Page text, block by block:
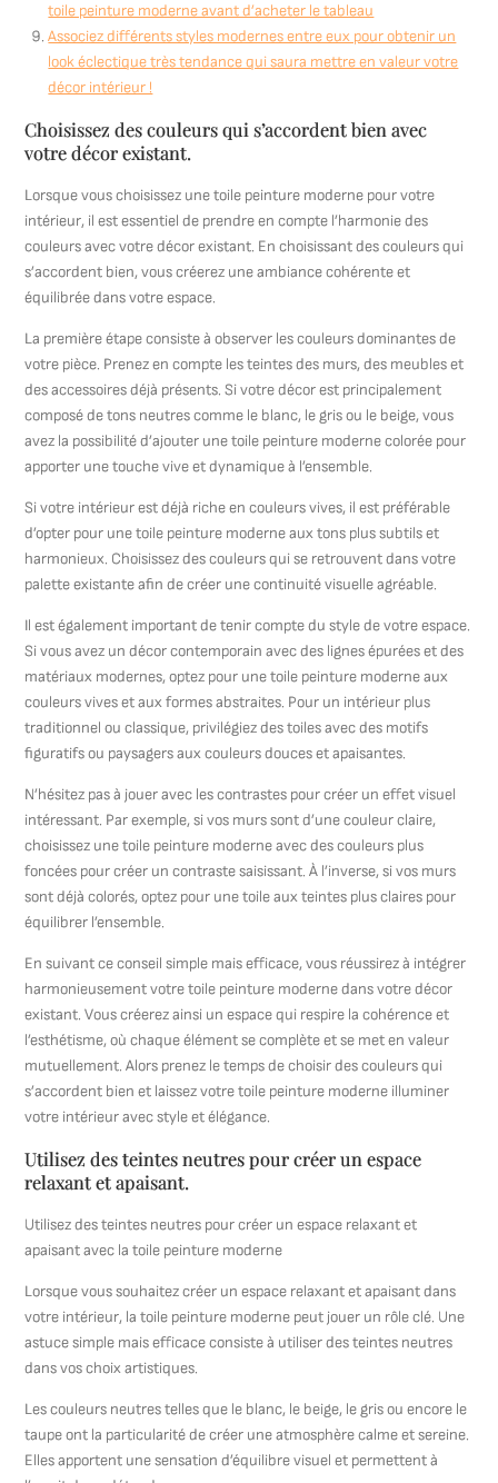
toile peinture moderne avant d’acheter le tableau
Associez différents styles modernes entre eux pour obtenir un
look éclectique très tendance qui saura mettre en valeur votre
décor intérieur !
Choisissez des couleurs qui s’accordent bien avec
votre décor existant.
Lorsque vous choisissez une toile peinture moderne pour votre
intérieur, il est essentiel de prendre en compte l’harmonie des
couleurs avec votre décor existant. En choisissant des couleurs qui
s’accordent bien, vous créerez une ambiance cohérente et
équilibrée dans votre espace.
La première étape consiste à observer les couleurs dominantes de
votre pièce. Prenez en compte les teintes des murs, des meubles et
des accessoires déjà présents. Si votre décor est principalement
composé de tons neutres comme le blanc, le gris ou le beige, vous
avez la possibilité d’ajouter une toile peinture moderne colorée pour
apporter une touche vive et dynamique à l’ensemble.
Si votre intérieur est déjà riche en couleurs vives, il est préférable
d’opter pour une toile peinture moderne aux tons plus subtils et
harmonieux. Choisissez des couleurs qui se retrouvent dans votre
palette existante afin de créer une continuité visuelle agréable.
Il est également important de tenir compte du style de votre espace.
Si vous avez un décor contemporain avec des lignes épurées et des
matériaux modernes, optez pour une toile peinture moderne aux
couleurs vives et aux formes abstraites. Pour un intérieur plus
traditionnel ou classique, privilégiez des toiles avec des motifs
figuratifs ou paysagers aux couleurs douces et apaisantes.
N’hésitez pas à jouer avec les contrastes pour créer un effet visuel
intéressant. Par exemple, si vos murs sont d’une couleur claire,
choisissez une toile peinture moderne avec des couleurs plus
foncées pour créer un contraste saisissant. À l’inverse, si vos murs
sont déjà colorés, optez pour une toile aux teintes plus claires pour
équilibrer l’ensemble.
En suivant ce conseil simple mais efficace, vous réussirez à intégrer
harmonieusement votre toile peinture moderne dans votre décor
existant. Vous créerez ainsi un espace qui respire la cohérence et
l’esthétisme, où chaque élément se complète et se met en valeur
mutuellement. Alors prenez le temps de choisir des couleurs qui
s’accordent bien et laissez votre toile peinture moderne illuminer
votre intérieur avec style et élégance.
Utilisez des teintes neutres pour créer un espace
relaxant et apaisant.
Utilisez des teintes neutres pour créer un espace relaxant et
apaisant avec la toile peinture moderne
Lorsque vous souhaitez créer un espace relaxant et apaisant dans
votre intérieur, la toile peinture moderne peut jouer un rôle clé. Une
astuce simple mais efficace consiste à utiliser des teintes neutres
dans vos choix artistiques.
Les couleurs neutres telles que le blanc, le beige, le gris ou encore le
taupe ont la particularité de créer une atmosphère calme et sereine.
Elles apportent une sensation d’équilibre visuel et permettent à